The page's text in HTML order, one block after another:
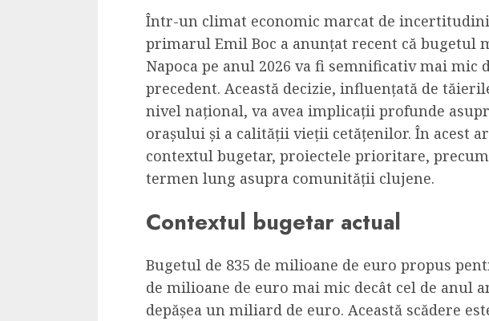
Într-un climat economic marcat de
primarul Emil Boc a anunțat recent că bugetul
Napoca pe anul 2026 va fi semnificativ mai mic
precedent. Această decizie, influențată de
nivel național, va avea implicații profunde
orașului și a calității vieții cetățenilor. În acest
contextul bugetar, proiectele prioritare,
termen lung asupra comunității clujene.
Contextul bugetar actual
Bugetul de 835 de milioane de euro propus
de milioane de euro mai mic decât cel de anul
depășea un miliard de euro. Această scădere
Dungeons & Dragons:
Onoare printre hoti, un
film ca un joc care te
cucereste de la primele
cadre
ALEXANDRU S. MAY 17, 2023
4 min read 4